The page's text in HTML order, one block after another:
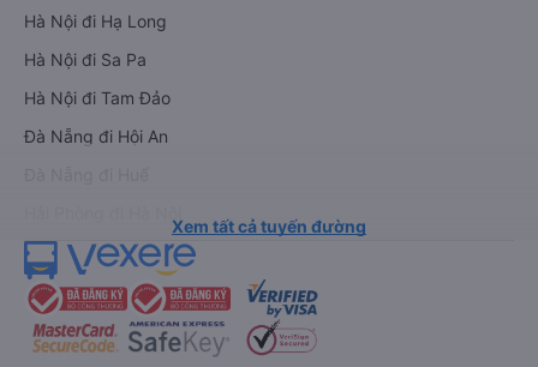
Hà Nội đi Hạ Long
Hà Nội đi Sa Pa
Hà Nội đi Tam Đảo
Đà Nẵng đi Hội An
Xem tất cả tuyến đường